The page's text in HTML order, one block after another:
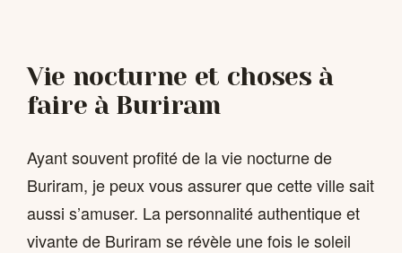
Vie nocturne et choses à
faire à Buriram
Ayant souvent profité de la vie nocturne de
Buriram, je peux vous assurer que cette ville sait
aussi s’amuser. La personnalité authentique et
vivante de Buriram se révèle une fois le soleil